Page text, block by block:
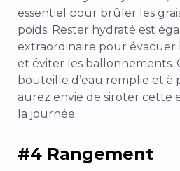
essentiel pour brûler les
poids. Rester hydraté est
extraordinaire pour évacuer
et éviter les ballonnements.
bouteille d’eau remplie et à
aurez envie de siroter cette
la journée.
#4 Rangement